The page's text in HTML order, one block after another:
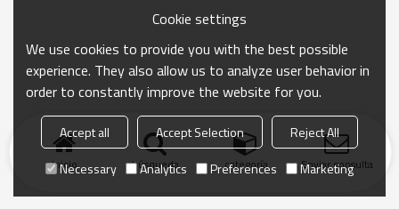
Inicio búsqueda categoría Enviar consulta
Cookie settings
We use cookies to provide you with the best possible
experience. They also allow us to analyze user behavior in
order to constantly improve the website for you.
Accept all Accept Selection
Reject All
Necessary
Analytics Preferences Marketing